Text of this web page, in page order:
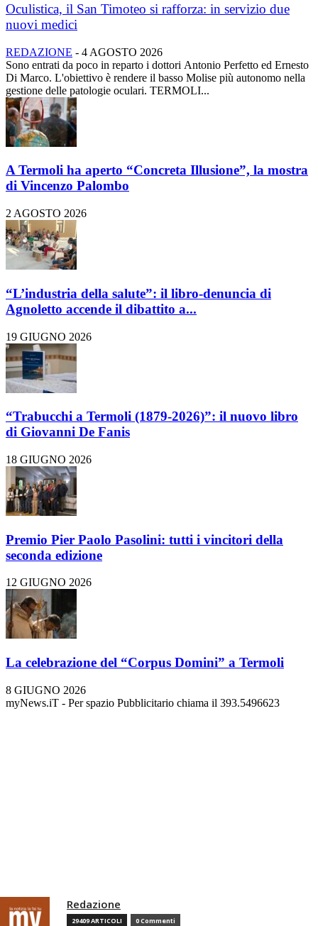
Oculistica, il San Timoteo si rafforza: in servizio due
nuovi medici
REDAZIONE - 4 AGOSTO 2026
Sono entrati da poco in reparto i dottori Antonio Perfetto ed Ernesto
Di Marco. L'obiettivo è rendere il basso Molise più autonomo nella
gestione delle patologie oculari. TERMOLI...
A Termoli ha aperto “Concreta Illusione”, la mostra
di Vincenzo Palombo
2 AGOSTO 2026
“L’industria della salute”: il libro-denuncia di
Agnoletto accende il dibattito a...
19 GIUGNO 2026
“Trabucchi a Termoli (1879-2026)”: il nuovo libro
di Giovanni De Fanis
18 GIUGNO 2026
Premio Pier Paolo Pasolini: tutti i vincitori della
seconda edizione
12 GIUGNO 2026
La celebrazione del “Corpus Domini” a Termoli
8 GIUGNO 2026
myNews.iT - Per spazio Pubblicitario chiama il 393.5496623
Redazione
29409 ARTICOLI 0 Commenti